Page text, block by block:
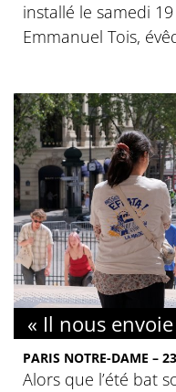
installé le samedi
Emmanuel Tois,
« Il nous
PARIS NOTRE-DAME –
Alors que l’été bat